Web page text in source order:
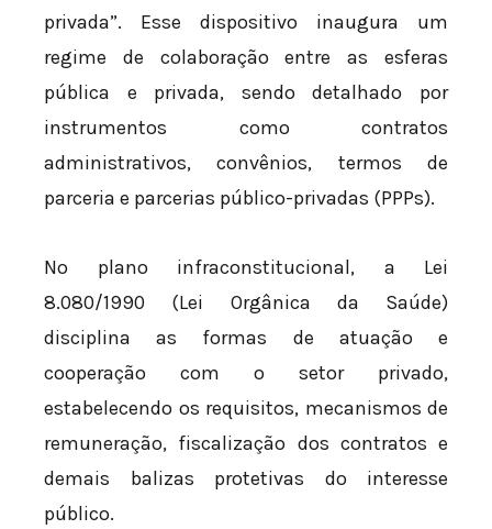
privada”. Esse dispositivo inaugura um
regime de colaboração entre as esferas
pública e privada, sendo detalhado por
instrumentos como contratos
administrativos, convênios, termos de
parceria e parcerias público-privadas (PPPs).
No plano infraconstitucional, a Lei
8.080/1990 (Lei Orgânica da Saúde)
disciplina as formas de atuação e
cooperação com o setor privado,
estabelecendo os requisitos, mecanismos de
remuneração, fiscalização dos contratos e
demais balizas protetivas do interesse
público.